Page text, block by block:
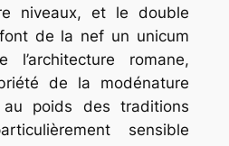
niveaux, et le double
de la nef un unicum
l’architecture romane,
de la modénature
poids des traditions
sensible